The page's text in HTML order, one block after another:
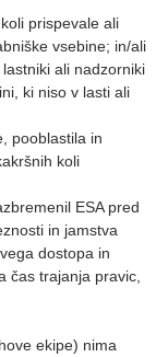
prispevale ali
vsebine; in/ali
ali nadzorniki
ki niso v lasti ali
pooblastila in
koli
ESA pred
in jamstva
dostopa in
čas trajanja pravic,
ekipe) nima